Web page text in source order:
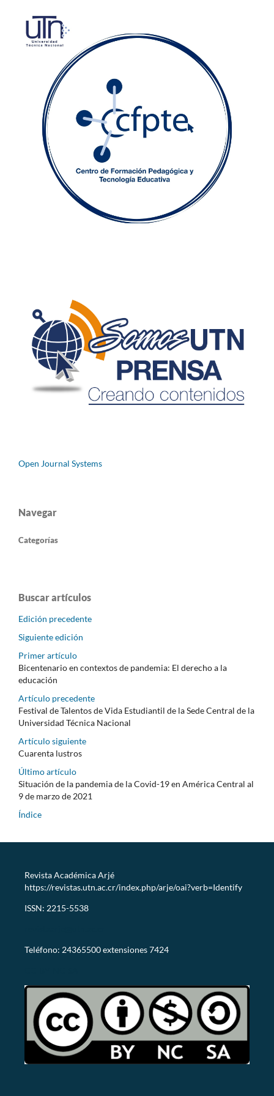
Open Journal Systems
Navegar
Categorías
Buscar artículos
Edición precedente
Siguiente edición
Primer artículo
Bicentenario en contextos de pandemia: El derecho a la
educación
Artículo precedente
Festival de Talentos de Vida Estudiantil de la Sede Central de la
Universidad Técnica Nacional
Artículo siguiente
Cuarenta lustros
Último artículo
Situación de la pandemia de la Covid-19 en América Central al
9 de marzo de 2021
Índice
Revista Académica Arjé
https://revistas.utn.ac.cr/index.php/arje/oai?verb=Identify
ISSN: 2215-5538
Teléfono: 24365500 extensiones 7424